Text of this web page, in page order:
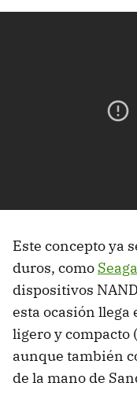
Este concepto ya
duros, como
dispositivos
esta ocasión llega
ligero y compacto
aunque también
de la mano de